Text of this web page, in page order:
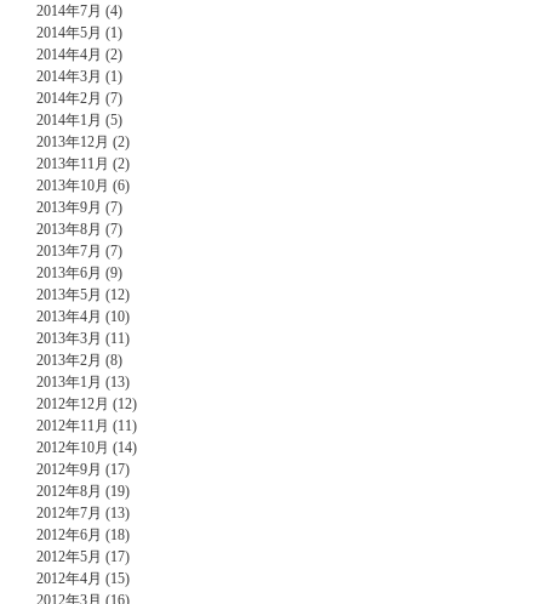
2014年7月 (4)
2014年5月 (1)
2014年4月 (2)
2014年3月 (1)
2014年2月 (7)
2014年1月 (5)
2013年12月 (2)
2013年11月 (2)
2013年10月 (6)
2013年9月 (7)
2013年8月 (7)
2013年7月 (7)
2013年6月 (9)
2013年5月 (12)
2013年4月 (10)
2013年3月 (11)
2013年2月 (8)
2013年1月 (13)
2012年12月 (12)
2012年11月 (11)
2012年10月 (14)
2012年9月 (17)
2012年8月 (19)
2012年7月 (13)
2012年6月 (18)
2012年5月 (17)
2012年4月 (15)